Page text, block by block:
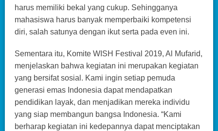
harus memiliki bekal yang cukup. Sehingganya
mahasiswa harus banyak memperbaiki kompetensi
diri, salah satunya dengan ikut serta pada even ini.
Sementara itu, Komite WISH Festival 2019, Al Mufarid,
menjelaskan bahwa kegiatan ini merupakan kegiatan
yang bersifat sosial. Kami ingin setiap pemuda
generasi emas Indonesia dapat mendapatkan
pendidikan layak, dan menjadikan mereka individu
yang siap membangun bangsa Indonesia. “Kami
berharap kegiatan ini kedepannya dapat menciptakan